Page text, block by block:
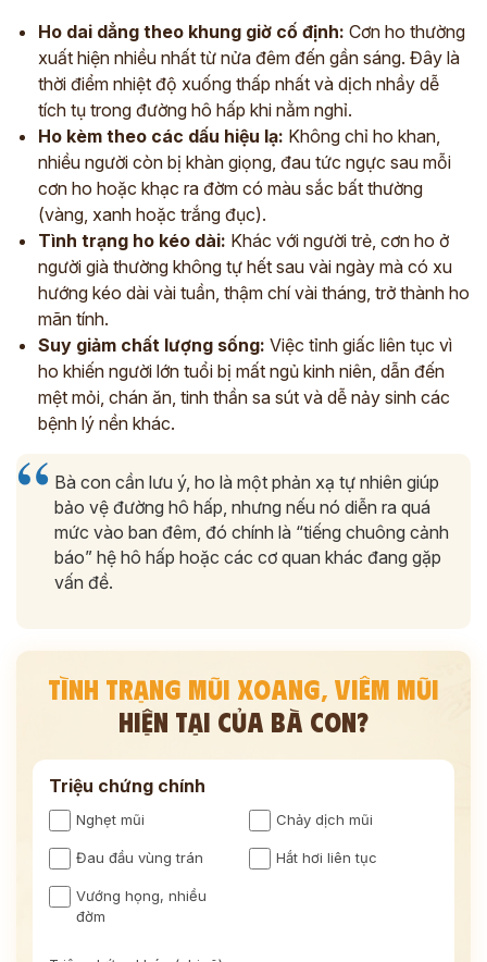
Ho dai dẳng theo khung giờ cố định: Cơn ho thường
xuất hiện nhiều nhất từ nửa đêm đến gần sáng. Đây là
thời điểm nhiệt độ xuống thấp nhất và dịch nhầy dễ
tích tụ trong đường hô hấp khi nằm nghỉ.
Ho kèm theo các dấu hiệu lạ: Không chỉ ho khan,
nhiều người còn bị khàn giọng, đau tức ngực sau mỗi
cơn ho hoặc khạc ra đờm có màu sắc bất thường
(vàng, xanh hoặc trắng đục).
Tình trạng ho kéo dài: Khác với người trẻ, cơn ho ở
người già thường không tự hết sau vài ngày mà có xu
hướng kéo dài vài tuần, thậm chí vài tháng, trở thành ho
mãn tính.
Suy giảm chất lượng sống: Việc tỉnh giấc liên tục vì
ho khiến người lớn tuổi bị mất ngủ kinh niên, dẫn đến
mệt mỏi, chán ăn, tinh thần sa sút và dễ nảy sinh các
bệnh lý nền khác.
Bà con cần lưu ý, ho là một phản xạ tự nhiên giúp
bảo vệ đường hô hấp, nhưng nếu nó diễn ra quá
mức vào ban đêm, đó chính là “tiếng chuông cảnh
báo” hệ hô hấp hoặc các cơ quan khác đang gặp
vấn đề.
TÌNH TRẠNG MŨI XOANG, VIÊM MŨI
HIỆN TẠI CỦA BÀ CON?
Triệu chứng chính
Nghẹt mũi Chảy dịch mũi
Đau đầu vùng trán Hắt hơi liên tục
Vướng họng, nhiều
đờm